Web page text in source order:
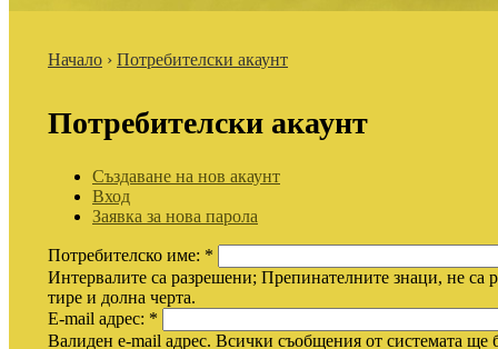
Начало › Потребителски акаунт
Потребителски акаунт
Създаване на нов акаунт
Вход
Заявка за нова парола
Потребителско име: *
Интервалите са разрешени; Препинателните знаци, не са
тире и долна черта.
E-mail адрес: *
Валиден e-mail адрес. Всички съобщения от системата ще